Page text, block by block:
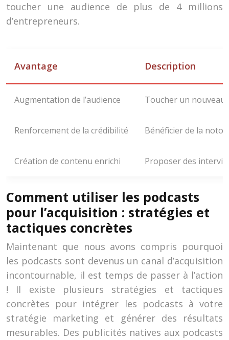
toucher une audience de plus de 4 millions
d’entrepreneurs.
Avantage Description
Augmentation de l’audience Toucher un nouveau
Renforcement de la crédibilité Bénéficier de la
Création de contenu enrichi Proposer des
Comment utiliser les podcasts
pour l’acquisition : stratégies et
tactiques concrètes
Maintenant que nous avons compris pourquoi
les podcasts sont devenus un canal d’acquisition
incontournable, il est temps de passer à l’action
! Il existe plusieurs stratégies et tactiques
concrètes pour intégrer les podcasts à votre
stratégie marketing et générer des résultats
mesurables. Des publicités natives aux podcasts